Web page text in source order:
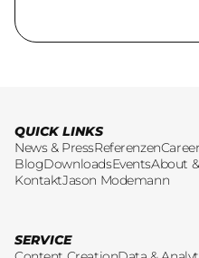
QUICK LINKS
News & PressReferenzen
BlogDownloadsEventsAbout
KontaktJason Modemann
SERVICE